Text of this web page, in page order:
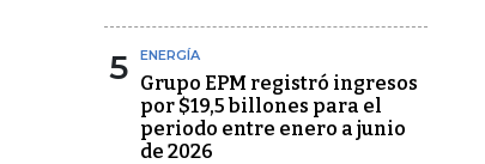
5 ENERGÍA
Grupo EPM registró ingresos
por $19,5 billones para el
periodo entre enero a junio
de 2026